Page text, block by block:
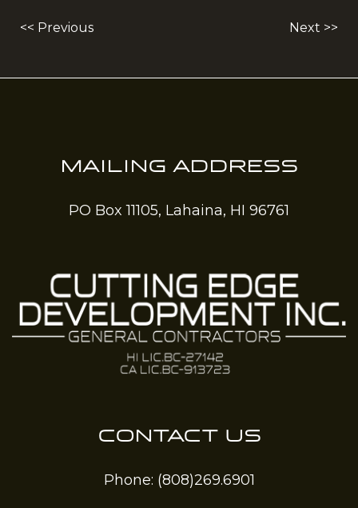
Post
<< Previous Next >>
MAILING ADDRESS
PO Box 11105, Lahaina, HI 96761
CONTACT US
Phone: (808)269.6901